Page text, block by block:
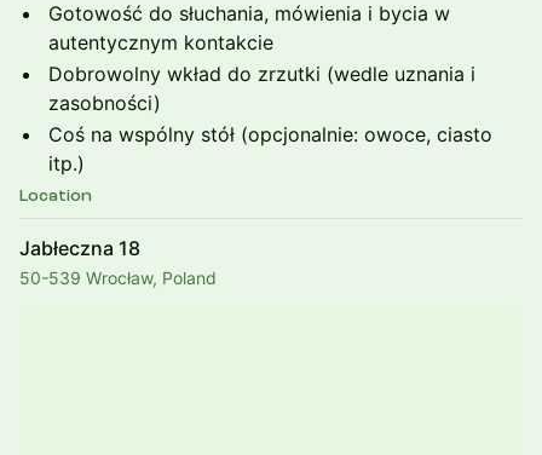
Gotowość do słuchania, mówienia i bycia w
autentycznym kontakcie
Dobrowolny wkład do zrzutki (wedle uznania i
zasobności)
Coś na wspólny stół (opcjonalnie: owoce, ciasto
itp.)
Location
Jabłeczna 18
50-539 Wrocław, Poland